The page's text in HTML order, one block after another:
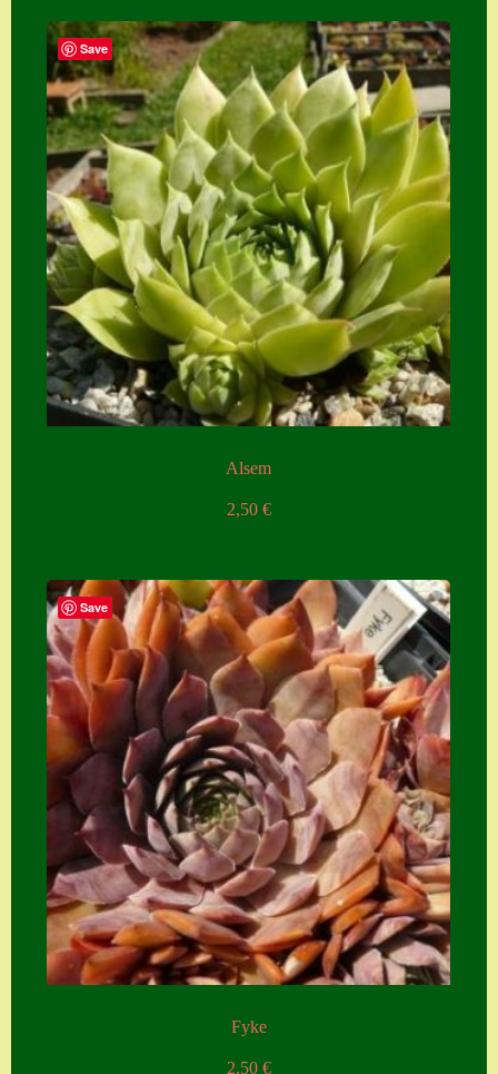
Semps von A – Z
Shop
Suche
Sue Thomas
Translator
Versand
Versand von
Semps
Warenkorb
Warenkorb
Widerrufsbelehru
Zubehör
Zubehör
Save
Alsem
2,50 €
Save
Fyke
2,50 €